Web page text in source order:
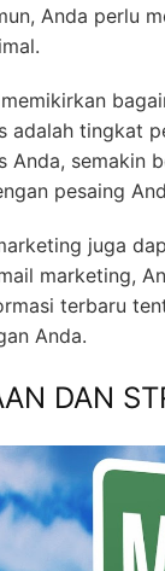
Anda perlu
adalah tingkat
Anda, semakin
pesaing
juga
marketing,
terbaru
Anda.
DAN